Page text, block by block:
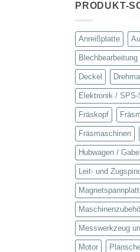
PRODUKT-
Anreißplatte
Deckel
Elektronik / SPS-
Fräskopf
Fräsmaschinen
Hubwagen /
Leit- und
Messwerkzeug
Motor